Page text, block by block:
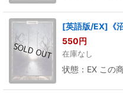
[英語版/EX]《
550円
在庫なし
状態：EX この